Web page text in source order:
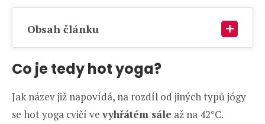
Obsah článku
Co je tedy hot yoga?
Jak název již napovídá, na rozdíl od jiných typů jógy
se hot yoga cvičí ve vyhřátém sále až na 42°C.